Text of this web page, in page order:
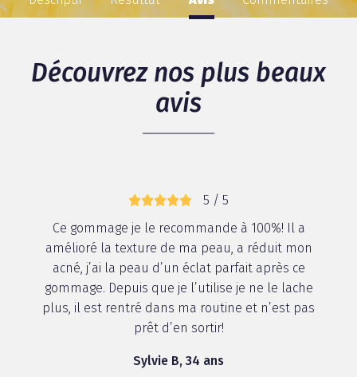
Découvrez nos plus beaux
avis
5 / 5
Ce gommage je le recommande à 100%! Il a
amélioré la texture de ma peau, a réduit mon
acné, j’ai la peau d’un éclat parfait après ce
gommage. Depuis que je l’utilise je ne le lache
plus, il est rentré dans ma routine et n’est pas
prêt d’en sortir!
Sylvie B, 34 ans